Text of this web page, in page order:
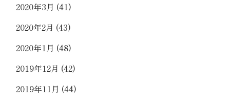
2020年3月 (41)
2020年2月 (43)
2020年1月 (48)
2019年12月 (42)
2019年11月 (44)